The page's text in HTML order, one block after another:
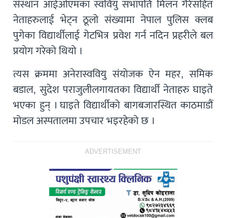
संस्थान आईओएमका स्ववियु सभापति मिलन गैरेसहित
नेताहरुलाई भेट्न ठूलो संख्यामा नेपाल पुलिस क्लब
पुगेका विद्यार्थीलाई गेटभित्र प्रवेश गर्न नदिन प्रहरीले बल
प्रयोग गरेको थियो ।
त्यस क्रममा अनेरास्ववियु संयोजक ऐन महर, समिक
बडाल, सुदेश पराजुलीलगायतका विद्यार्थी नेताहरु घाइते
भएका हुन् । घाइते विद्यार्थीको बागबजारस्थित काठमाडौं
मोडल अस्पतालमा उपचार भइरहेको छ ।
ADVERTISEMENT